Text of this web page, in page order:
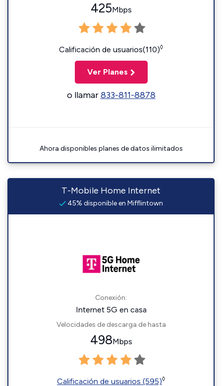
425Mbps
Calificación de usuarios(110)◊
Ver Planes
o llamar833-811-8878
Ahora disponibles planes de datos ilimitados
T-Mobile Home Internet
45% disponible en Mifflintown
Conexión:
Internet 5G en casa
Velocidades de descarga de hasta
498Mbps
Calificación de usuarios (595)◊